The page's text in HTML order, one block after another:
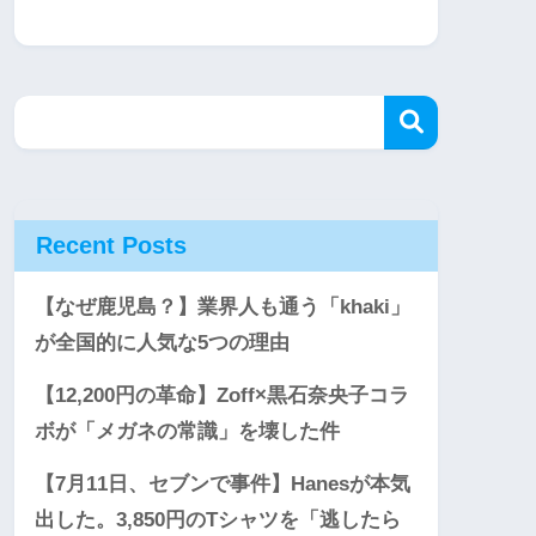
Recent Posts
【なぜ鹿児島？】業界人も通う「khaki」
が全国的に人気な5つの理由
【12,200円の革命】Zoff×黒石奈央子コラ
ボが「メガネの常識」を壊した件
【7月11日、セブンで事件】Hanesが本気
出した。3,850円のTシャツを「逃したら